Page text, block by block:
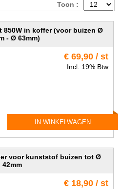
Toon :
850W in koffer (voor buizen Ø
- Ø 63mm)
€ 69,90 / st
Incl. 19% Btw
IN WINKELWAGEN
voor kunststof buizen tot Ø
42mm
€ 18,90 / st